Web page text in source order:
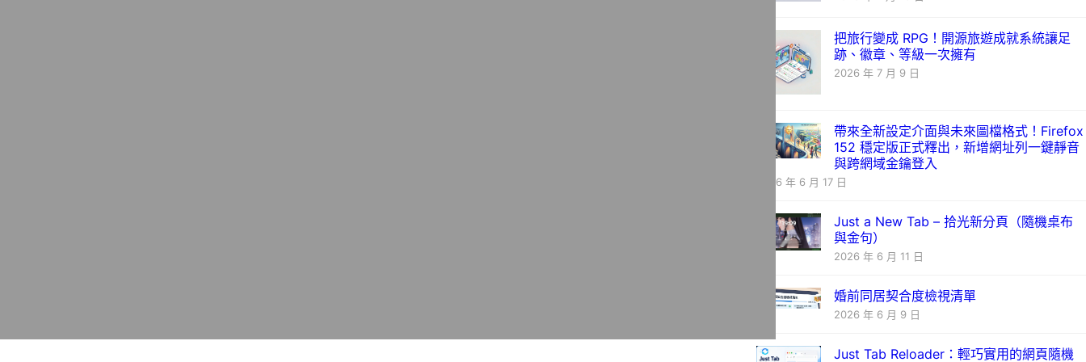
把旅行變成 RPG！開源旅遊成就系統讓足
跡、徽章、等級一次擁有
2026 年 7 月 9 日
帶來全新設定介面與未來圖檔格式！Firefox
152 穩定版正式釋出，新增網址列一鍵靜音
與跨網域金鑰登入
2026 年 6 月 17 日
Just a New Tab – 拾光新分頁（隨機桌布
與金句）
2026 年 6 月 11 日
婚前同居契合度檢視清單
2026 年 6 月 9 日
Just Tab Reloader：輕巧實用的網頁隨機